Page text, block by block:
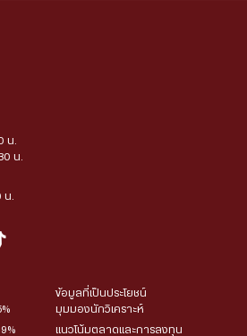
น.
น.
น.
ข้อมูลที่เป็นประโยชน์
มุมมองนักวิเคราะห์
แนวโน้มตลาดและการลงทุน